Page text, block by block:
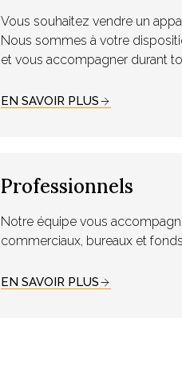
Vous souhaitez vendre un
Nous sommes à votre
et vous accompagner durant
EN SAVOIR PLUS
Professionnels
Notre équipe vous
commerciaux, bureaux et
EN SAVOIR PLUS